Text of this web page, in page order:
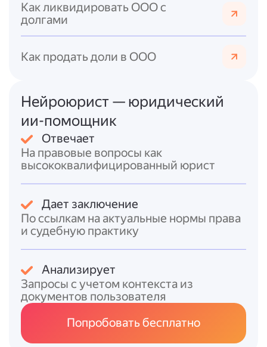
исключениями);
два варианта объекта
%) или «доходы минус расходы»
Единый сельскохозяйственный налог
(ЕСХН)
доступен для производителей
сельхозпродукции;
доля дохода от сельхоздеятельности
должна составлять не менее 70 %;
объект налогообложения — доходы,
уменьшенные на величину расходов.
Автоматизированная упрощённая
система налогообложения (АУСН)
ограничения: доходы — не более 60
млн руб., сотрудники — не более 5
человек, остаточная стоимость ОС —
расчётный счёт — только в
уполномоченном банке;
Как ликвидировать ООО с
долгами
Как продать доли в ООО
Нейроюрист — юридический
ии-помощник
Отвечает
На правовые вопросы как
высококвалифицированный юрист
Дает заключение
По ссылкам на актуальные нормы права
и судебную практику
Анализирует
Запросы с учетом контекста из
документов пользователя
Попробовать бесплатно